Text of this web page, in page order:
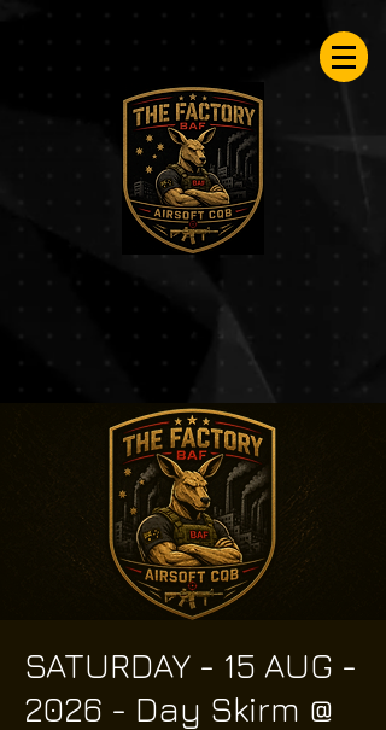
SATURDAY - 15 AUG -
2026 - Day Skirm @